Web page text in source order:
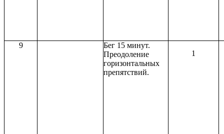
9
Бег 15 минут.
Преодоление
горизонтальных
препятствий.
1